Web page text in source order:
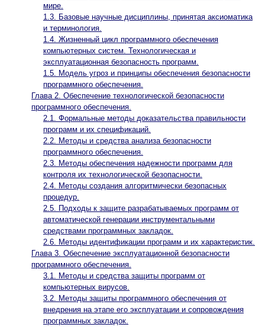
мире.
1.3. Базовые научные дисциплины, принятая аксиоматика
и терминология.
1.4. Жизненный цикл программного обеспечения
компьютерных систем. Технологическая и
эксплуатационная безопасность программ.
1.5. Модель угроз и принципы обеспечения безопасности
программного обеспечения.
Глава 2. Обеспечение технологической безопасности
программного обеспечения.
2.1. Формальные методы доказательства правильности
программ и их спецификаций.
2.2. Методы и средства анализа безопасности
программного обеспечения.
2.3. Методы обеспечения надежности программ для
контроля их технологической безопасности.
2.4. Методы создания алгоритмически безопасных
процедур.
2.5. Подходы к защите разрабатываемых программ от
автоматической генерации инструментальными
средствами программных закладок.
2.6. Методы идентификации программ и их характеристик.
Глава 3. Обеспечение эксплуатационной безопасности
программного обеспечения.
3.1. Методы и средства защиты программ от
компьютерных вирусов.
3.2. Методы защиты программного обеспечения от
внедрения на этапе его эксплуатации и сопровождения
программных закладок.